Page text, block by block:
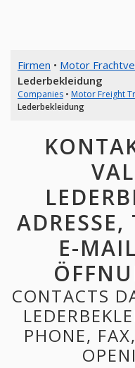
Firmen • Motor
Lederbekleidung
Companies• Motor Freight
Lederbekleidung
E-
CONTACTS
PHONE,